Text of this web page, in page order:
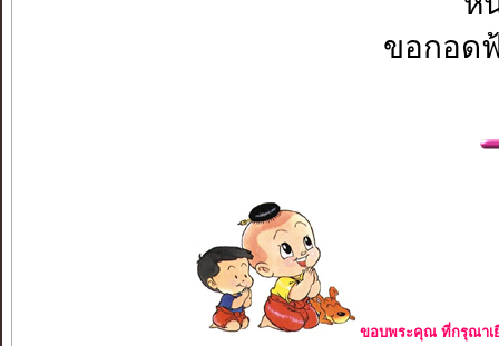
ขอกอด
ขอบพระคุณ ที่กรุณาเ